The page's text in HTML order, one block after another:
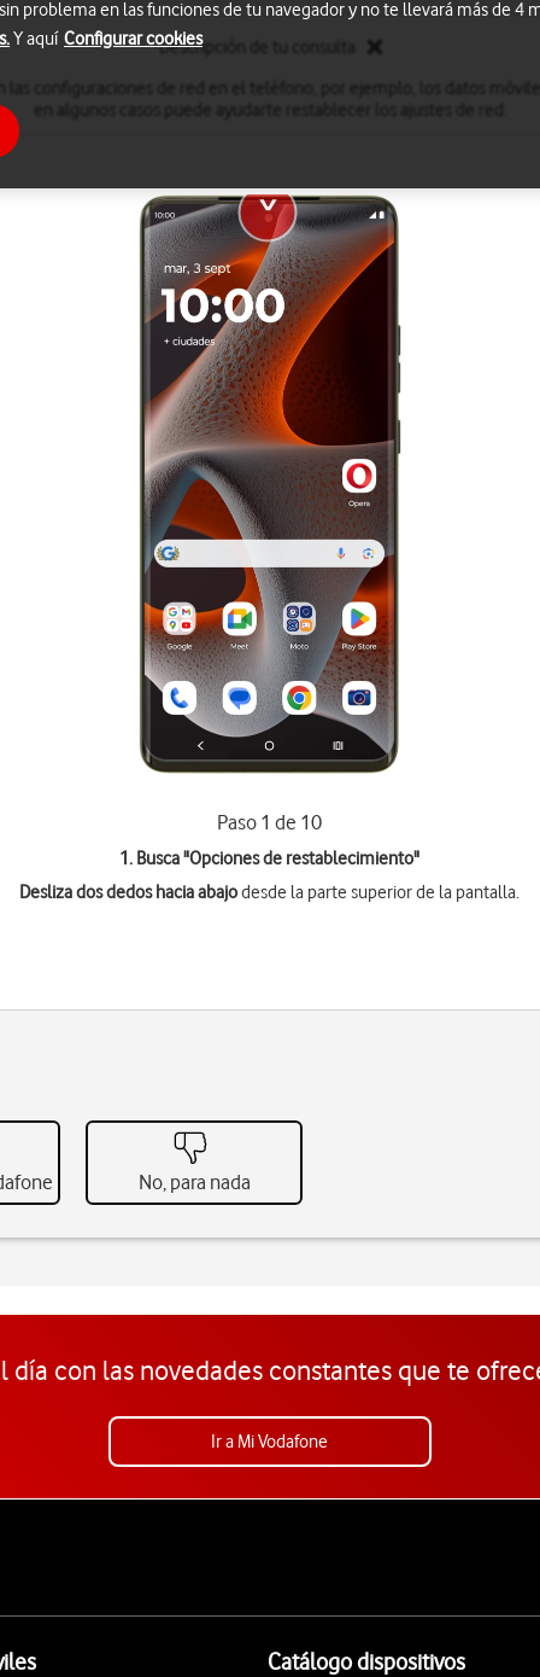
Descripción de tu consulta
Paso 1 de 10
1. Busca "Opciones de restablecimiento"
Desliza dos dedos hacia abajodesde la parte superior de la pantalla.
No, para nada
día con las novedades constantes que te
Ir a Mi Vodafone
Catálogo dispositivos
problema en las funciones de tu navegador y no te llevará más de 4
Y aquí Configurar cookies